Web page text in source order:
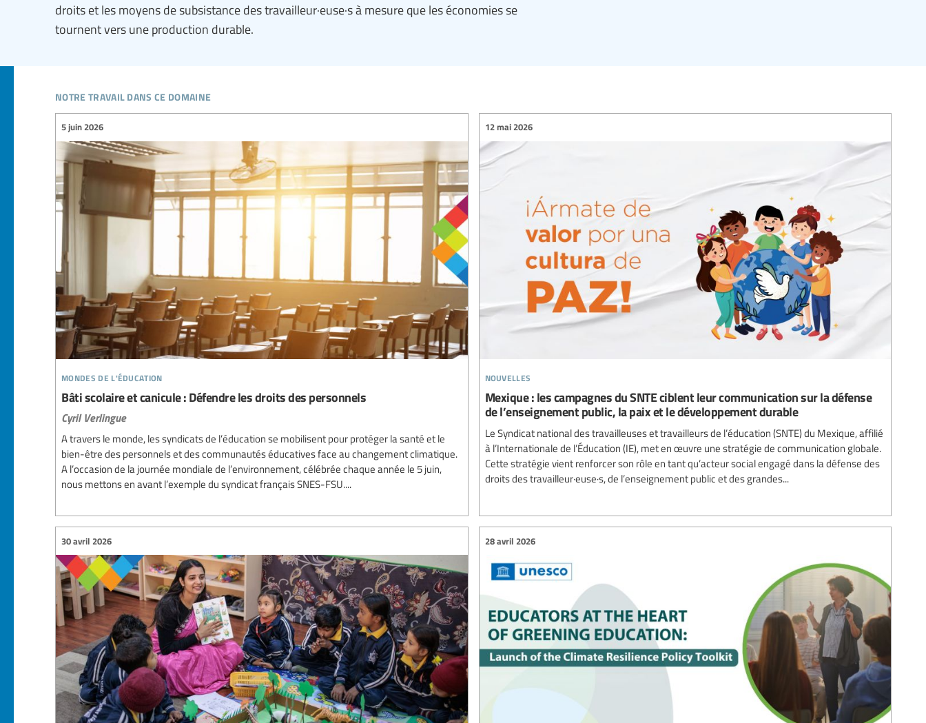
droits et les moyens de subsistance des travailleur·euse·s à mesure que les économies se
tournent vers une production durable.
notre travail dans ce domaine
mondes de l'éducation
5 juin 2026
Bâti scolaire et canicule : Défendre les droits des personnels
Cyril Verlingue
A travers le monde, les syndicats de l’éducation se mobilisent pour protéger la santé et le
bien-être des personnels et des communautés éducatives face au changement climatique.
A l’occasion de la journée mondiale de l’environnement, célébrée chaque année le 5 juin,
nous mettons en avant l’exemple du syndicat français SNES-FSU....
nouvelles
12 mai 2026
Mexique : les campagnes du SNTE ciblent leur communication sur la défense
de l’enseignement public, la paix et le développement durable
Le Syndicat national des travailleuses et travailleurs de l’éducation (SNTE) du Mexique, affilié
à l’Internationale de l’Éducation (IE), met en œuvre une stratégie de communication globale.
Cette stratégie vient renforcer son rôle en tant qu’acteur social engagé dans la défense des
droits des travailleur·euse·s, de l’enseignement public et des grandes...
30 avril 2026 28 avril 2026